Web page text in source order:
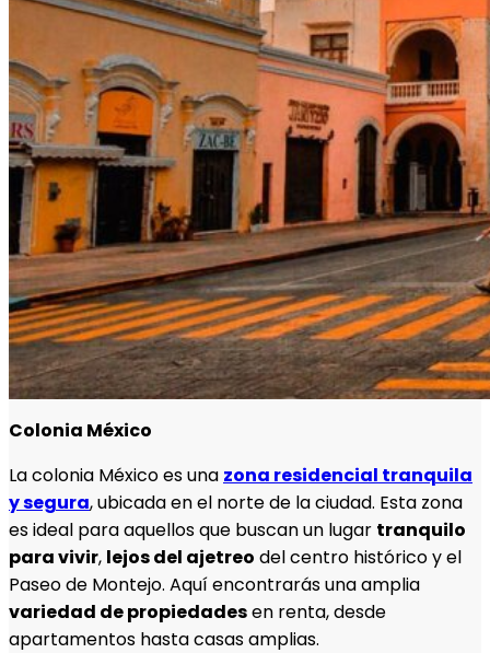
Colonia México
La colonia México es una zona residencial tranquila
y segura, ubicada en el norte de la ciudad. Esta zona
es ideal para aquellos que buscan un lugar tranquilo
para vivir, lejos del ajetreo del centro histórico y el
Paseo de Montejo. Aquí encontrarás una amplia
variedad de propiedadesen renta, desde
apartamentos hasta casas amplias.